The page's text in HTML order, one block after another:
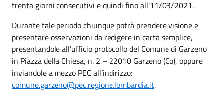
trenta giorni consecutivi e quindi fino all'11/03/2021.
Durante tale periodo chiunque potrà prendere visione e
presentare osservazioni da redigere in carta semplice,
presentandole all’ufficio protocollo del Comune di Garzeno
in Piazza della Chiesa, n. 2 – 22010 Garzeno (Co), oppure
inviandole a mezzo PEC all’indirizzo:
comune.garzeno@pec.regione.lombardia.it.